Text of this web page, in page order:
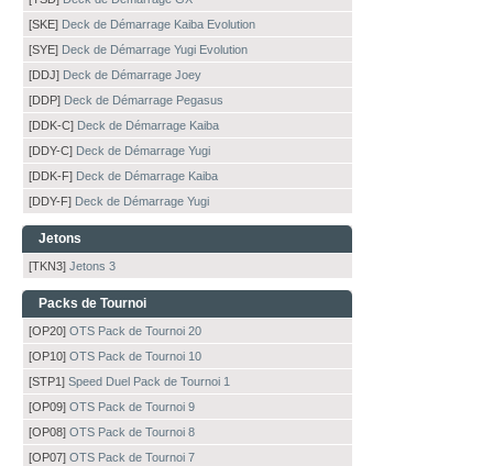
[SKE] Deck de Démarrage Kaiba Evolution
[SYE] Deck de Démarrage Yugi Evolution
[DDJ] Deck de Démarrage Joey
[DDP] Deck de Démarrage Pegasus
[DDK-C] Deck de Démarrage Kaiba
[DDY-C] Deck de Démarrage Yugi
[DDK-F] Deck de Démarrage Kaiba
[DDY-F] Deck de Démarrage Yugi
Jetons
[TKN3] Jetons 3
Packs de Tournoi
[OP20] OTS Pack de Tournoi 20
[OP10] OTS Pack de Tournoi 10
[STP1] Speed Duel Pack de Tournoi 1
[OP09] OTS Pack de Tournoi 9
[OP08] OTS Pack de Tournoi 8
[OP07] OTS Pack de Tournoi 7